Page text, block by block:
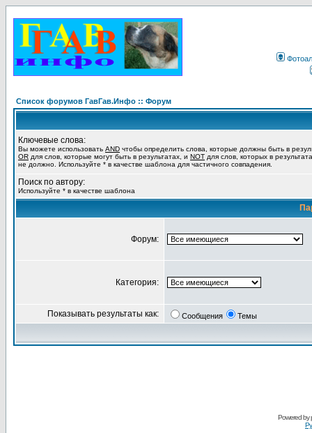
Список форумов ГавГав.Инфо :: Форум
Ключевые слова:
Вы можете использовать AND чтобы определить слова, которые должны быть в
OR для слов, которые могут быть в результатах, и NOT для слов, которых в
не должно. Используйте * в качестве шаблона для частичного совпадения.
Поиск по автору:
Используйте * в качестве шаблона
Форум:
Категория:
Показывать результаты как: Сообщения Темы
Powered by